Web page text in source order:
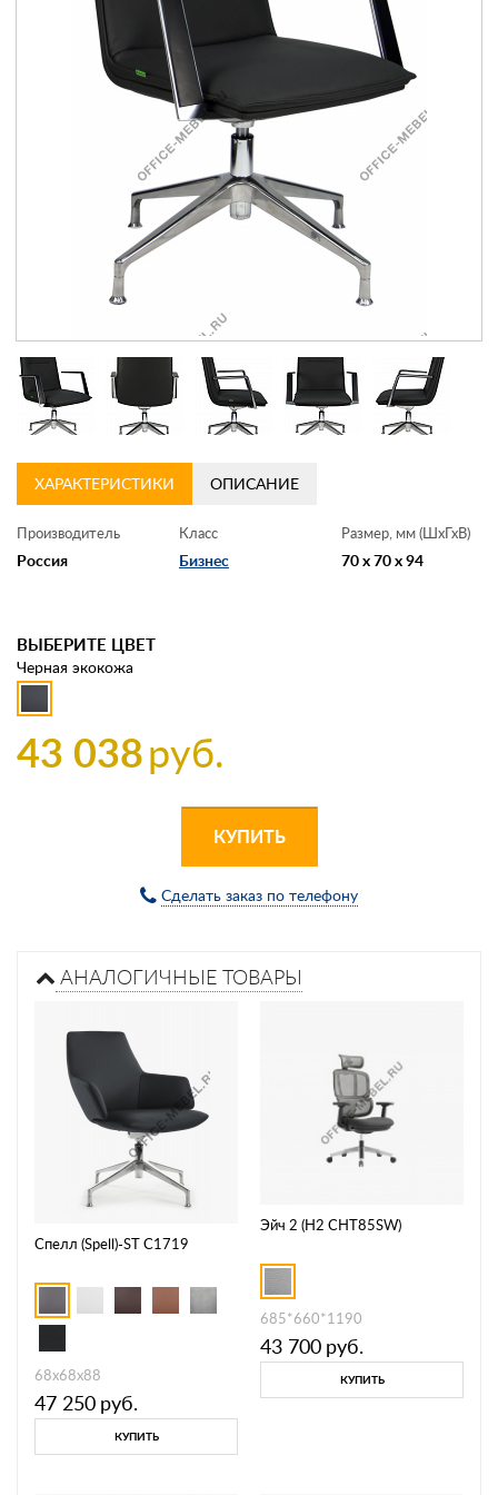
Контакты
Заказать обратный звонок
ХАРАКТЕРИСТИКИ ОПИСАНИЕ
Производитель
Россия
Класс
Бизнес
Размер, мм (ШхГхВ)
70 x 70 x 94
ВЫБЕРИТЕ ЦВЕТ
Черная экокожа
43 038руб.
КУПИТЬ
Сделать заказ по телефону
АНАЛОГИЧНЫЕ ТОВАРЫ
Спелл (Spell)-ST С1719
68х68х88
47 250 руб.
КУПИТЬ
Эйч 2 (H2 CHT85SW)
685*660*1190
43 700 руб.
КУПИТЬ